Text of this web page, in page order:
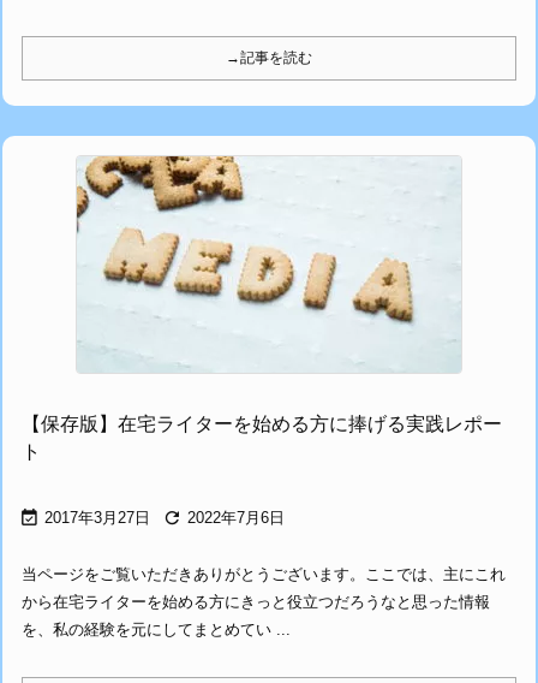
→記事を読む
【保存版】在宅ライターを始める方に捧げる実践レポー
ト
 2017年3月27日  2022年7月6日
当ページをご覧いただきありがとうございます。ここでは、主にこれ
から在宅ライターを始める方にきっと役立つだろうなと思った情報
を、私の経験を元にしてまとめてい ...